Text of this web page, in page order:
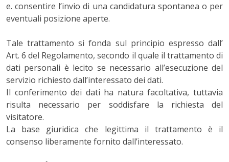
e.consentire l’invio di una candidatura spontanea o per
eventuali posizione aperte.
Tale trattamento si fonda sul principio espresso dall’
Art. 6 del Regolamento, secondo il quale il trattamento di
dati personali è lecito se necessario all’esecuzione del
servizio richiesto dall’interessato dei dati.
Il conferimento dei dati ha natura facoltativa, tuttavia
risulta necessario per soddisfare la richiesta del
visitatore.
La base giuridica che legittima il trattamento è il
consenso liberamente fornito dall’interessato.